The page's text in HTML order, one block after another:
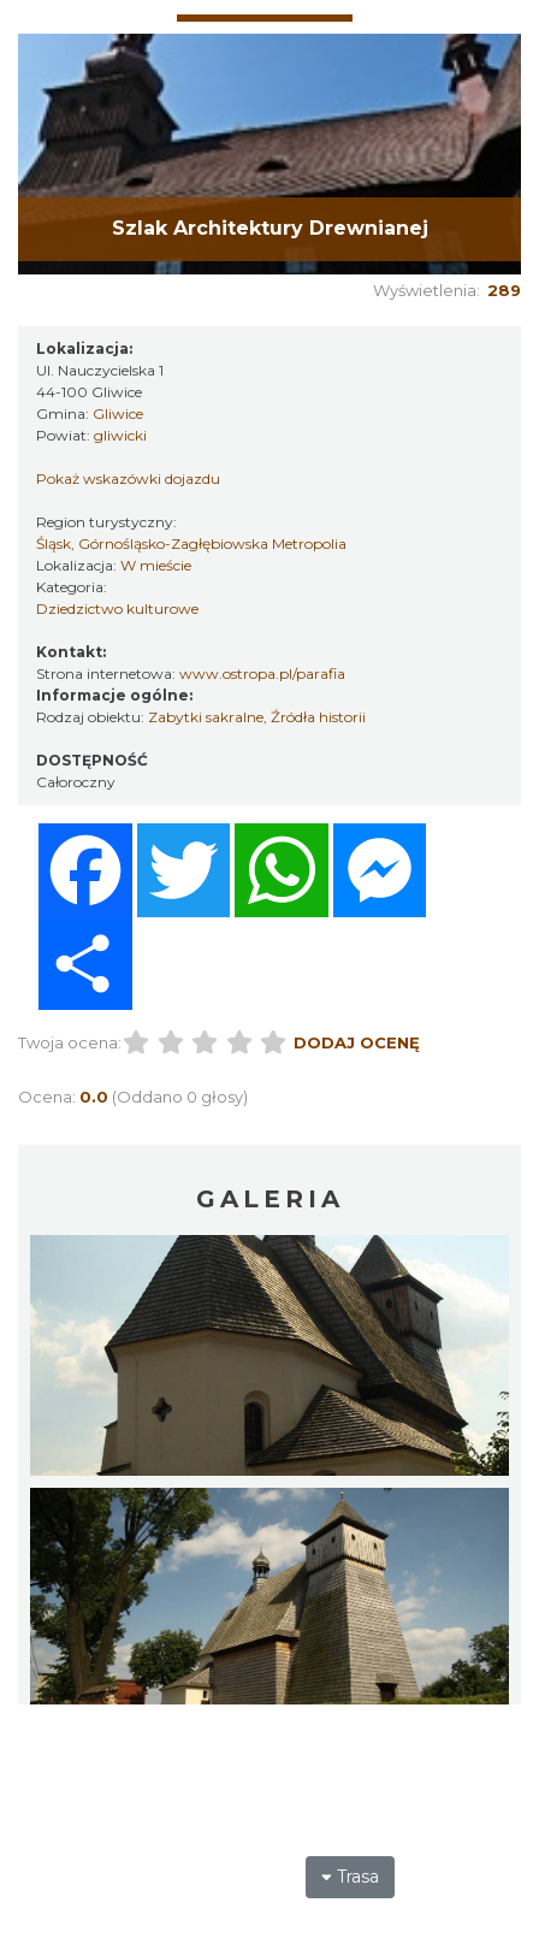
Szlak Architektury Drewnianej
Wyświetlenia: 289
Lokalizacja:
Ul. Nauczycielska 1
44-100 Gliwice
Gmina: Gliwice
Powiat: gliwicki
Pokaż wskazówki dojazdu
Region turystyczny:
Śląsk, Górnośląsko-Zagłębiowska Metropolia
Lokalizacja: W mieście
Kategoria:
Dziedzictwo kulturowe
Kontakt:
Strona internetowa: www.ostropa.pl/parafia
Informacje ogólne:
Rodzaj obiektu: Zabytki sakralne, Źródła historii
DOSTĘPNOŚĆ
Całoroczny
Twitter WhatsApp
Twoja ocena: DODAJ OCENĘ
Ocena: 0.0 (Oddano 0 głosy)
GALERIA
Trasa